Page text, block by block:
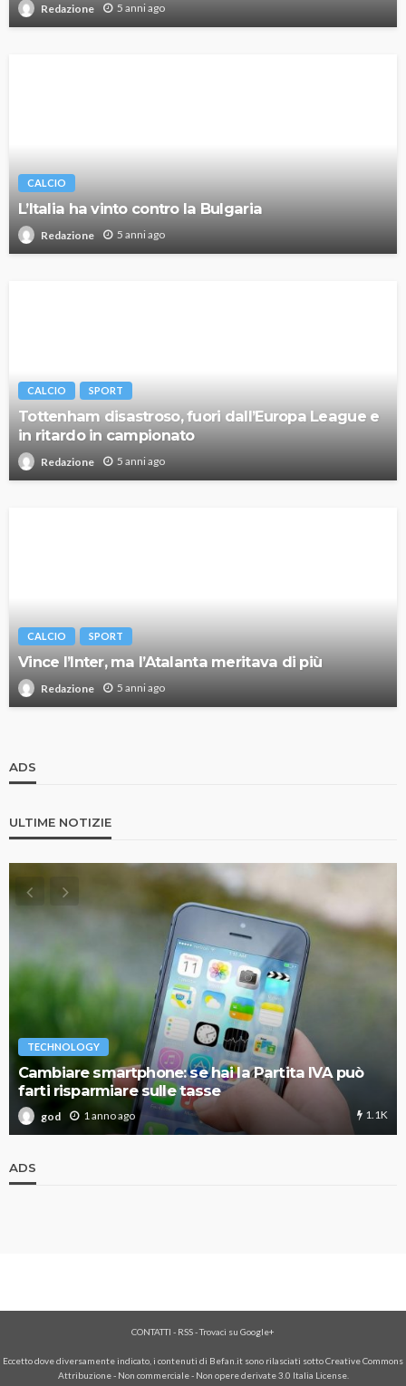
Redazione 5 anni ago
CALCIO
L’Italia ha vinto contro la Bulgaria
Redazione 5 anni ago
CALCIO SPORT
Tottenham disastroso, fuori dall’Europa League e
in ritardo in campionato
Redazione 5 anni ago
CALCIO SPORT
Vince l’Inter, ma l’Atalanta meritava di più
Redazione 5 anni ago
ADS
ULTIME NOTIZIE
TECHNOLOGY
Cambiare smartphone: se hai la Partita IVA può
farti risparmiare sulle tasse
god 1 anno ago 1.1K
ADS
CONTATTI - RSS-Trovaci su Google+
Eccetto dove diversamente indicato, i contenuti di Befan.it sono rilasciati sotto Creative Commons
Attribuzione - Non commerciale - Non opere derivate 3.0 Italia License.